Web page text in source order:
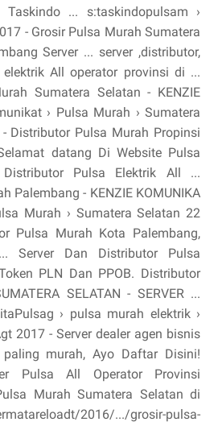
... s:taskindopulsam ›
- Grosir Pulsa Murah Sumatera
Server ... server ,distributor,
All operator provinsi di ...
Sumatera Selatan - KENZIE
› Pulsa Murah › Sumatera
Distributor Pulsa Murah Propinsi
datang Di Website Pulsa
Pulsa Elektrik All ...
Palembang - KENZIE KOMUNIKA
Murah › Sumatera Selatan 22
Pulsa Murah Kota Palembang,
Server Dan Distributor Pulsa
PLN Dan PPOB. Distributor
SELATAN - SERVER ...
› pulsa murah elektrik ›
2017 - Server dealer agen bisnis
murah, Ayo Daftar Disini!
Pulsa All Operator Provinsi
Murah Sumatera Selatan di
2016/.../grosir-pulsa-